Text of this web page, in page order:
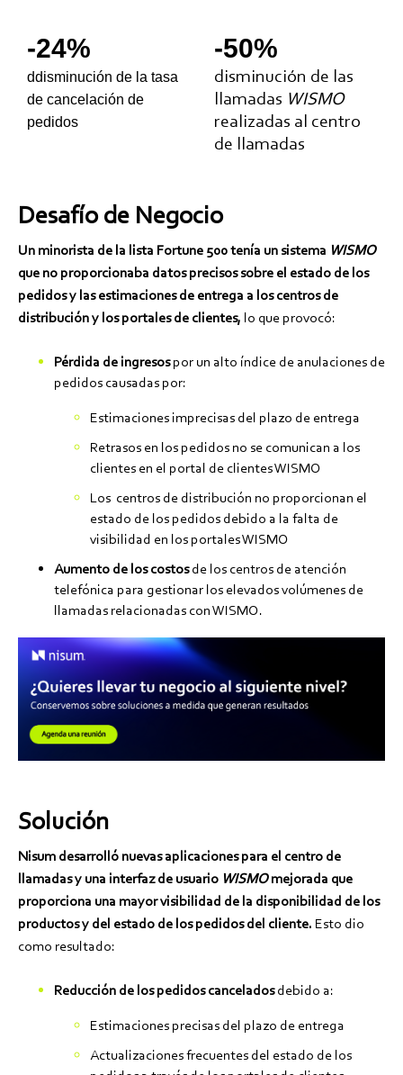
-24%
ddisminución de la tasa
de cancelación de
pedidos
-50%
disminución de las
llamadas WISMO
realizadas al centro
de llamadas
Desafío de Negocio
Un minorista de la lista Fortune 500 tenía un sistema WISMO
que no proporcionaba datos precisos sobre el estado de los
pedidos y las estimaciones de entrega a los centros de
distribución y los portales de clientes, lo que provocó:
Pérdida de ingresospor un alto índice de anulaciones de
pedidos causadas por:
Estimaciones imprecisas del plazo de entrega
Retrasos en los pedidos no se comunican a los
clientes en el portal de clientes WISMO
Los centros de distribución no proporcionan el
estado de los pedidos debido a la falta de
visibilidad en los portales WISMO
Aumento de los costosde los centros de atención
telefónica para gestionar los elevados volúmenes de
llamadas relacionadas con WISMO.
Solución
Nisum desarrolló nuevas aplicaciones para el centro de
llamadas y una interfaz de usuario WISMOmejorada que
proporciona una mayor visibilidad de la disponibilidad de los
productos y del estado de los pedidos del cliente. Esto dio
como resultado:
Reducción de los pedidos canceladosdebido a:
Estimaciones precisas del plazo de entrega
Actualizaciones frecuentes del estado de los